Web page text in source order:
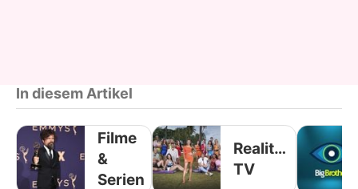
In diesem Artikel
Filme
&
Serien
Reality-
TV